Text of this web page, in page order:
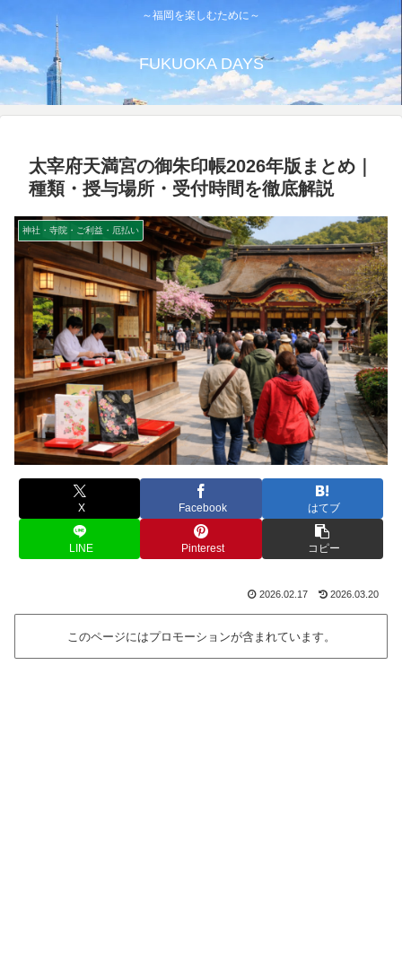
～福岡を楽しむために～
FUKUOKA DAYS
太宰府天満宮の御朱印帳2026年版まとめ｜
種類・授与場所・受付時間を徹底解説
神社・寺院・ご利益・厄払い
X Facebook はてブ
LINE Pinterest コピー
2026.02.17 2026.03.20
このページにはプロモーションが含まれています。